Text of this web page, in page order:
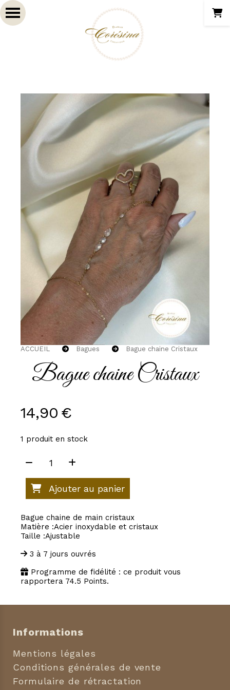
ACCUEIL Bagues Bague chaine Cristaux
Bague chaine Cristaux
14,90 €
1 produit en stock
Ajouter au panier
Bague chaine de main cristaux
Matière :Acier inoxydable et cristaux
Taille :Ajustable
3 à 7 jours ouvrés
Programme de fidélité : ce produit vous
rapportera 74.5 Points.
Informations
Mentions légales
Conditions générales de vente
Formulaire de rétractation
Panneau de gestion des cookies